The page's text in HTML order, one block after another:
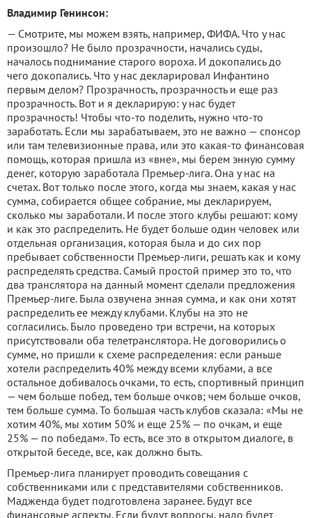
Владимир Генинсон:
— Смотрите, мы можем взять, например, ФИФА. Что у нас
произошло? Не было прозрачности, начались суды,
началось поднимание старого вороха. И докопались до
чего докопались. Что у нас декларировал Инфантино
первым делом? Прозрачность, прозрачность и еще раз
прозрачность. Вот и я декларирую: у нас будет
прозрачность! Чтобы что-то поделить, нужно что-то
заработать. Если мы зарабатываем, это не важно — спонсор
или там телевизионные права, или это какая-то финансовая
помощь, которая пришла из «вне», мы берем энную сумму
денег, которую заработала Премьер-лига. Она у нас на
счетах. Вот только после этого, когда мы знаем, какая у нас
сумма, собирается общее собрание, мы декларируем,
сколько мы заработали. И после этого клубы решают: кому
и как это распределить. Не будет больше один человек или
отдельная организация, которая была и до сих пор
пребывает собственности Премьер-лиги, решать как и кому
распределять средства. Самый простой пример это то, что
два транслятора на данный момент сделали предложения
Премьер-лиге. Была озвучена энная сумма, и как они хотят
распределить ее между клубами. Клубы на это не
согласились. Было проведено три встречи, на которых
присутствовали оба телетранслятора. Не договорились о
сумме, но пришли к схеме распределения: если раньше
хотели распределить 40% между всеми клубами, а все
остальное добивалось очками, то есть, спортивный принцип
— чем больше побед, тем больше очков; чем больше очков,
тем больше сумма. То большая часть клубов сказала: «Мы не
хотим 40%, мы хотим 50% и еще 25% — по очкам, и еще
25% — по победам». То есть, все это в открытом диалоге, в
открытой беседе, все, как должно быть.
Премьер-лига планирует проводить совещания с
собственниками или с представителями собственников.
Мадженда будет подготовлена заранее. Будут все
финансовые аспекты. Если будут вопросы, надо будет